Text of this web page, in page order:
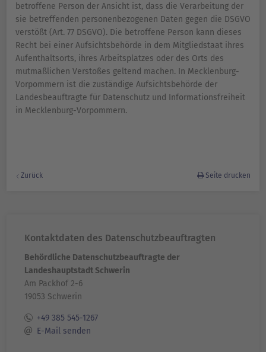
betroffene Person der Ansicht ist, dass die Verarbeitung der
sie betreffenden personenbezogenen Daten gegen die DSGVO
verstößt (Art. 77 DSGVO). Die betroffene Person kann dieses
Recht bei einer Aufsichtsbehörde in dem Mitgliedstaat ihres
Aufenthaltsorts, ihres Arbeitsplatzes oder des Orts des
mutmaßlichen Verstoßes geltend machen. In Mecklenburg-
Vorpommern ist die zuständige Aufsichtsbehörde der
Landesbeauftragte für Datenschutz und Informationsfreiheit
in Mecklenburg-Vorpommern.
Zurück Seite drucken
Kontaktdaten des Datenschutzbeauftragten
Behördliche Datenschutzbeauftragte der
Landeshauptstadt Schwerin
Am Packhof 2-6
19053 Schwerin
+49 385 545-1267
E-Mail senden